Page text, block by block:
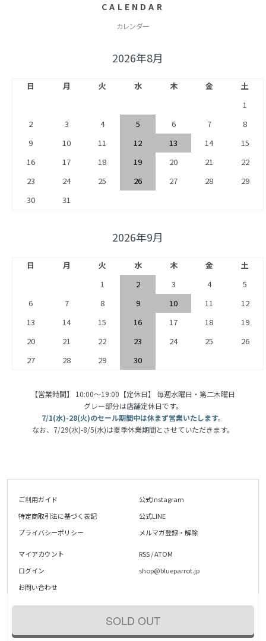
SOLD OUT
CALENDAR
カレンダー
2026年8月
日 月 火 水 木 金
土
1
2
3 4 5 6 7
8
9
10 11 12 13 14
15
16
17 18 19 20 21
22
23
24 25 26 27 28
29
30
31
2026年9月
日 月 火 水 木 金
土
1
2 3 4
5
6
7 8 9 10 11
12
13
14 15 16 17 18
19
20
21 22 23 24 25
26
27
28 29 30
【営業時間】 10:00〜19:00【定休日】 毎週水曜日・第二木曜日
グレー部分は店舗定休日です。
7/1(水)-28(火)のセール期間中は休まず営業いたします。
なお、7/29(水)-8/5(水)は夏季休業期間とさせていただきます。
ご利用ガイド
特定商取引法に基づく表記
プライバシーポリシー
公式Instagram
公式LINE
メルマガ登録・解除
マイアカウント
ログイン
お問い合わせ
RSS/ATOM
shop@blueparrot.jp
© antique blue Parrot 無断転載・複写・複製を禁じます。